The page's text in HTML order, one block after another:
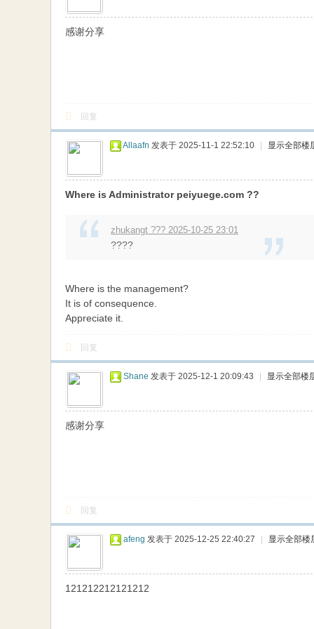
感谢分享
回复
Allaafn 发表于 2025-11-1 22:52:10 显示全部楼
Where is Administrator peiyuege.com ??
zhukangt ??? 2025-10-25 23:01
????
Where is the management?
It is of consequence.
Appreciate it.
回复
Shane 发表于 2025-12-1 20:09:43 显示全部楼
感谢分享
回复
afeng 发表于 2025-12-25 22:40:27 显示全部楼
121212212121212